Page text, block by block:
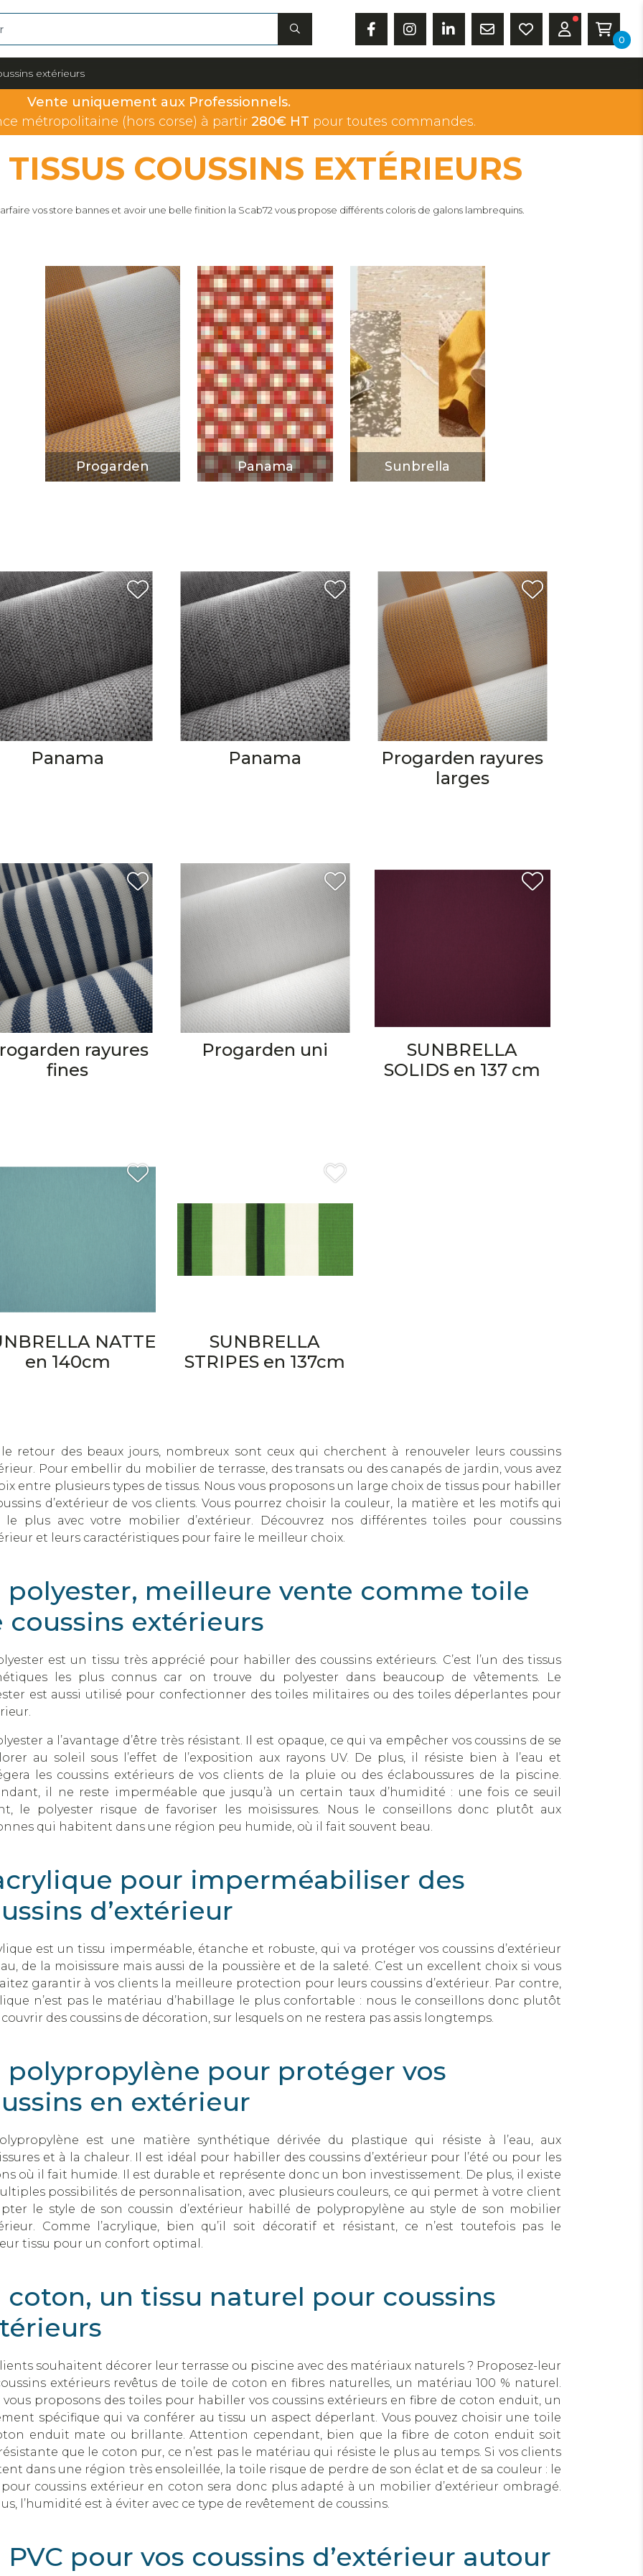
0
extérieurs
Vente uniquement aux Professionnels.
métropolitaine (hors corse) à partir 280€ HT pour toutes commandes.
TISSUS COUSSINS EXTÉRIEURS
vos store bannes et avoir une belle finition la Scab72 vous propose différents coloris de galons lambrequins.
Progarden
Progarden
DÉCOUVRIR
Panama
Panama
DÉCOUVRIR
Sunbrella
Sunbrella
DÉCOUVRIR
Panama Panama
Progarden rayures
larges
rayures
fines
Progarden uni
SUNBRELLA
SOLIDS en 137 cm
NATTE
en 140cm
SUNBRELLA
STRIPES en 137cm
le retour des beaux jours, nombreux sont ceux qui cherchent à renouveler leurs coussins
Pour embellir du mobilier de terrasse, des transats ou des canapés de jardin, vous avez
entre plusieurs types de tissus. Nous vous proposons un large choix de tissus pour habiller
d’extérieur de vos clients. Vous pourrez choisir la couleur, la matière et les motifs qui
plus avec votre mobilier d’extérieur. Découvrez nos différentes toiles pour coussins
et leurs caractéristiques pour faire le meilleur choix.
polyester, meilleure vente comme toile
coussins extérieurs
est un tissu très apprécié pour habiller des coussins extérieurs. C’est l’un des tissus
les plus connus car on trouve du polyester dans beaucoup de vêtements. Le
est aussi utilisé pour confectionner des toiles militaires ou des toiles déperlantes pour
a l’avantage d’être très résistant. Il est opaque, ce qui va empêcher vos coussins de se
au soleil sous l’effet de l’exposition aux rayons UV. De plus, il résiste bien à l’eau et
les coussins extérieurs de vos clients de la pluie ou des éclaboussures de la piscine.
il ne reste imperméable que jusqu’à un certain taux d’humidité : une fois ce seuil
le polyester risque de favoriser les moisissures. Nous le conseillons donc plutôt aux
qui habitent dans une région peu humide, où il fait souvent beau.
pour imperméabiliser des
d’extérieur
est un tissu imperméable, étanche et robuste, qui va protéger vos coussins d’extérieur
de la moisissure mais aussi de la poussière et de la saleté. C’est un excellent choix si vous
garantir à vos clients la meilleure protection pour leurs coussins d’extérieur. Par contre,
n’est pas le matériau d’habillage le plus confortable : nous le conseillons donc plutôt
des coussins de décoration, sur lesquels on ne restera pas assis longtemps.
polypropylène pour protéger vos
en extérieur
est une matière synthétique dérivée du plastique qui résiste à l’eau, aux
et à la chaleur. Il est idéal pour habiller des coussins d’extérieur pour l’été ou pour les
où il fait humide. Il est durable et représente donc un bon investissement. De plus, il existe
possibilités de personnalisation, avec plusieurs couleurs, ce qui permet à votre client
le style de son coussin d’extérieur habillé de polypropylène au style de son mobilier
Comme l’acrylique, bien qu’il soit décoratif et résistant, ce n’est toutefois pas le
tissu pour un confort optimal.
coton, un tissu naturel pour coussins
souhaitent décorer leur terrasse ou piscine avec des matériaux naturels ? Proposez-leur
extérieurs revêtus de toile de coton en fibres naturelles, un matériau 100 % naturel.
vous proposons des toiles pour habiller vos coussins extérieurs en fibre de coton enduit, un
spécifique qui va conférer au tissu un aspect déperlant. Vous pouvez choisir une toile
enduit mate ou brillante. Attention cependant, bien que la fibre de coton enduit soit
que le coton pur, ce n’est pas le matériau qui résiste le plus au temps. Si vos clients
dans une région très ensoleillée, la toile risque de perdre de son éclat et de sa couleur : le
coussins extérieur en coton sera donc plus adapté à un mobilier d’extérieur ombragé.
l’humidité est à éviter avec ce type de revêtement de coussins.
PVC pour vos coussins d’extérieur autour